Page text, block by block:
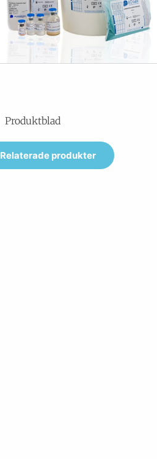
Produktblad
Relaterade produkter